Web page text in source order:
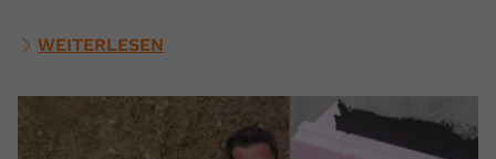
WEITERLESEN